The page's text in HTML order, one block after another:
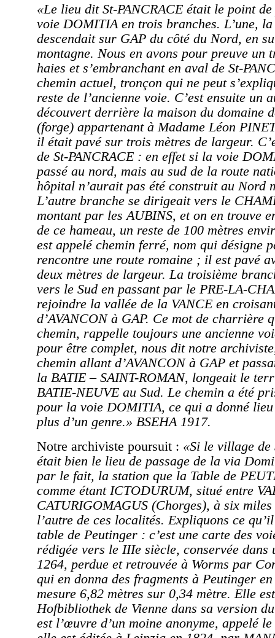
«Le lieu dit St-PANCRACE était le point
voie DOMITIA en trois branches. L’une,
descendait sur GAP du côté du Nord, en
montagne. Nous en avons pour preuve un
haies et s’embranchant en aval de St-
chemin actuel, tronçon qui ne peut
reste de l’ancienne voie. C’est ensuite un
découvert derrière la maison du domaine
(forge) appartenant à Madame Léon
il était pavé sur trois mètres de largeur.
de St-PANCRACE : en effet si la voie
passé au nord, mais au sud de la route
hôpital n’aurait pas été construit au Nord
L’autre branche se dirigeait vers le
montant par les AUBINS, et on en trouve
de ce hameau, un reste de 100 mètres
est appelé chemin ferré, nom qui désigne
rencontre une route romaine ; il est pavé
deux mètres de largeur. La troisième
vers le Sud en passant par le PRE-LA-
rejoindre la vallée de la VANCE en
d’AVANCON à GAP. Ce mot de charrière
chemin, rappelle toujours une ancienne
pour être complet, nous dit notre
chemin allant d’AVANCON à GAP et
la BATIE – SAINT-ROMAN, longeait le
BATIE-NEUVE au Sud. Le chemin a été
pour la voie DOMITIA, ce qui a donné
plus d’un genre.» BSEHA 1917.
Notre archiviste poursuit : «Si le village de
était bien le lieu de passage de la via
par le fait, la station que la Table de
comme étant ICTODURUM, situé entre
CATURIGOMAGUS (Chorges), à six miles
l’autre de ces localités. Expliquons ce
table de Peutinger : c’est une carte des
rédigée vers le IIIe siècle, conservée dans
1264, perdue et retrouvée à Worms par
qui en donna des fragments à Peutinger
mesure 6,82 mètres sur 0,34 mètre. Elle
Hofbibliothek de Vienne dans sa version
est l’œuvre d’un moine anonyme, appelé